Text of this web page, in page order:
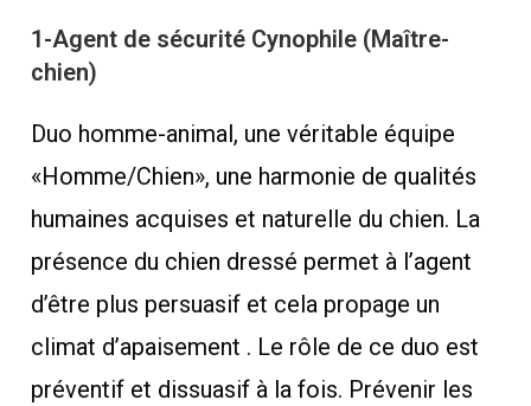
1-Agent de sécurité Cynophile (Maître-
chien)
Duo homme-animal, une véritable équipe
«Homme/Chien», une harmonie de qualités
humaines acquises et naturelle du chien. La
présence du chien dressé permet à l’agent
d’être plus persuasif et cela propage un
climat d’apaisement . Le rôle de ce duo est
préventif et dissuasif à la fois. Prévenir les